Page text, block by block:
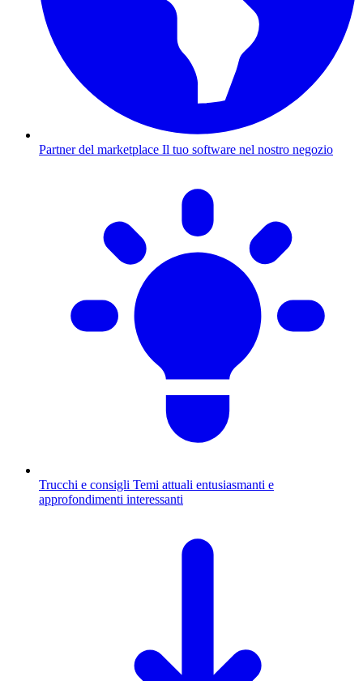
Partner del marketplace Il tuo software nel nostro negozio
Trucchi e consigli Temi attuali entusiasmanti e
approfondimenti interessanti